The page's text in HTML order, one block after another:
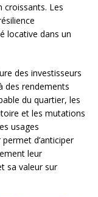
croissants. Les
locative dans un
des investisseurs
des rendements
du quartier, les
et les mutations
usages
d’anticiper
leur
sa valeur sur